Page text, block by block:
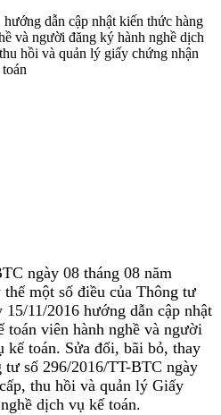
dẫn cập nhật kiến thức hàng
và người đăng ký hành nghề dịch
hồi và quản lý giấy chứng nhận
ngày 08 tháng 08 năm
một số điều của Thông tư
11/2016 hướng dẫn cập nhật
toán viên hành nghề và người
kế toán. Sửa đổi, bãi bỏ, thay
tư số 296/2016/TT-BTC ngày
thu hồi và quản lý Giấy
dịch vụ kế toán.